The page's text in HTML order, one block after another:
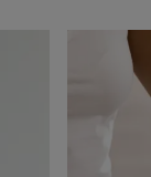
Descubrir
Consejos
estilo